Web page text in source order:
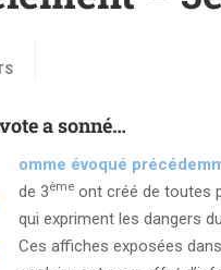
a sonné…
omme évoqué
de 3èmeont créé de toutes
qui expriment les dangers
Ces affiches exposées